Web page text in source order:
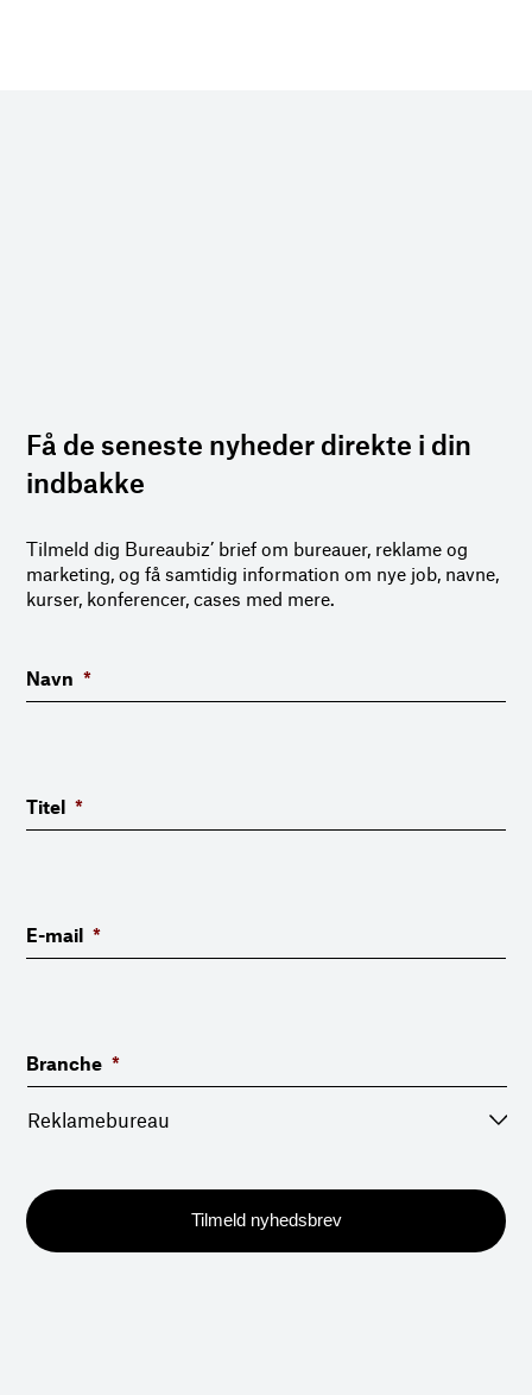
Få de seneste nyheder direkte i din
indbakke
Tilmeld dig Bureaubiz’ brief om bureauer, reklame og
marketing, og få samtidig information om nye job, navne,
kurser, konferencer, cases med mere.
Navn *
Titel *
E-mail *
Branche *